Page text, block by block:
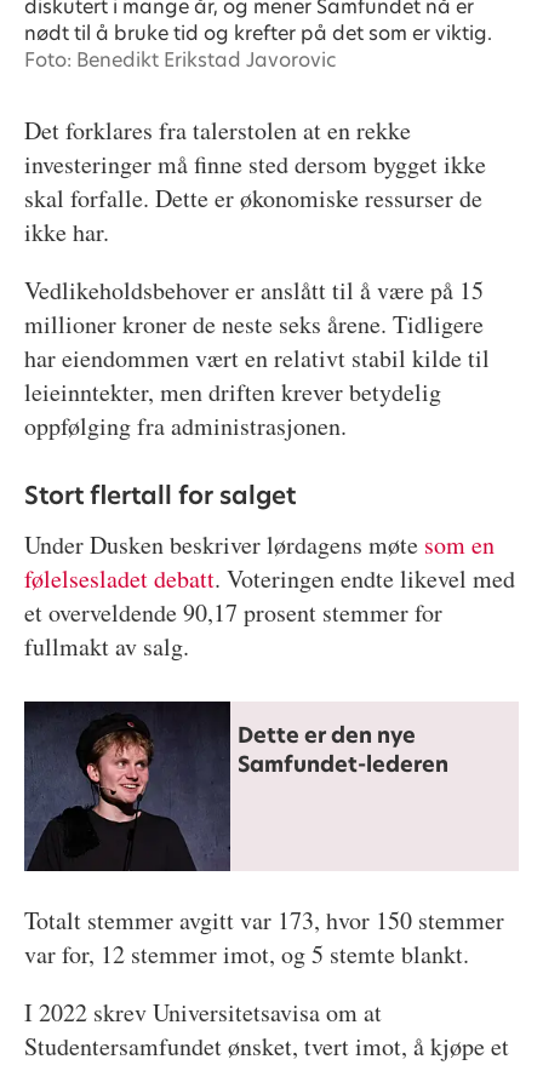
diskutert i mange år, og mener Samfundet nå er
nødt til å bruke tid og krefter på det som er viktig.
Foto: Benedikt Erikstad Javorovic
Det forklares fra talerstolen at en rekke
investeringer må finne sted dersom bygget ikke
skal forfalle. Dette er økonomiske ressurser de
ikke har.
Vedlikeholdsbehover er anslått til å være på 15
millioner kroner de neste seks årene. Tidligere
har eiendommen vært en relativt stabil kilde til
leieinntekter, men driften krever betydelig
oppfølging fra administrasjonen.
Stort flertall for salget
Under Dusken beskriver lørdagens møtesom en
følelsesladet debatt. Voteringen endte likevel med
et overveldende 90,17 prosent stemmer for
fullmakt av salg.
Dette er den nye
Samfundet-lederen
Totalt stemmer avgitt var 173, hvor 150 stemmer
var for, 12 stemmer imot, og 5 stemte blankt.
I 2022 skrev Universitetsavisa om at
Studentersamfundet ønsket, tvert imot, å kjøpe et